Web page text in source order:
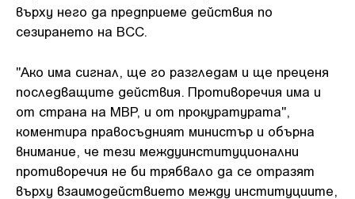
върху него да предприеме действия по
сезирането на ВСС.
"Ако има сигнал, ще го разгледам и ще преценя
последващите действия. Противоречия има и
от страна на МВР, и от прокуратурата",
коментира правосъдният министър и обърна
внимание, че тези междуинституционални
противоречия не би трябвало да се отразят
върху взаимодействието между институциите,